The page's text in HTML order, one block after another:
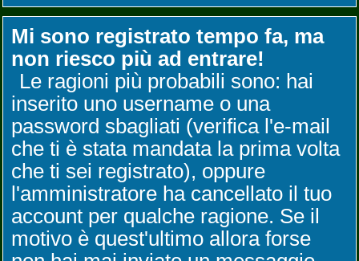
Mi sono registrato tempo fa, ma
non riesco più ad entrare!
Le ragioni più probabili sono: hai
inserito uno username o una
password sbagliati (verifica l'e-mail
che ti è stata mandata la prima volta
che ti sei registrato), oppure
l'amministratore ha cancellato il tuo
account per qualche ragione. Se il
motivo è quest'ultimo allora forse